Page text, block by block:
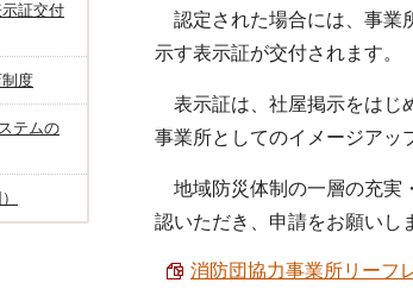
認定された場合には、事業
示す表示証が交付されます。
表示証は、社屋掲示をはじ
事業所としてのイメージアッ
地域防災体制の一層の充実
認いただき、申請をお願いし
消防団協力事業所リーフ
証交付
度
テムの